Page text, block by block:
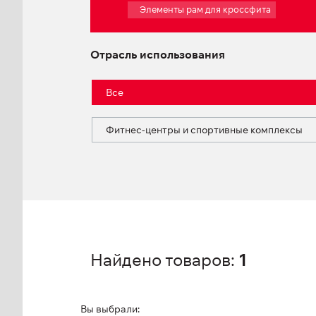
Элементы рам для кроссфита
Отрасль использования
Все
Фитнес-центры и спортивные комплексы
Найдено товаров: 1
Вы выбрали: